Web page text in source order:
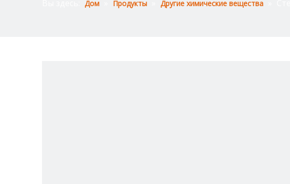
Дом Продукты Другие химические вещества